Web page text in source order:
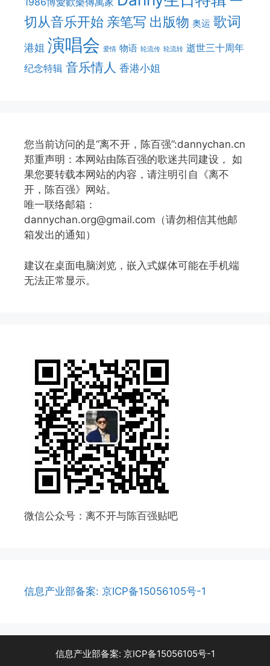
切从音乐开始 亲笔写 出版物 奥运 歌词
港姐 演唱会 爱情 物语 轮流传 轮流转 逝世三十周年
纪念特辑 音乐情人 香港小姐
您当前访问的是“离不开，陈百强”:dannychan.cn
郑重声明：本网站由陈百强的歌迷共同建设， 如
果您要转载本网站的内容，请注明引自《离不
开，陈百强》网站。
唯一联络邮箱：
dannychan.org@gmail.com（请勿相信其他邮
箱发出的通知）
建议在桌面电脑浏览，嵌入式媒体可能在手机端
无法正常显示。
微信公众号：离不开与陈百强贴吧
信息产业部备案: 京ICP备15056105号-1
信息产业部备案: 京ICP备15056105号-1